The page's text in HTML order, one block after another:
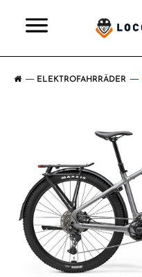
ELEKTROFAHRRÄDER